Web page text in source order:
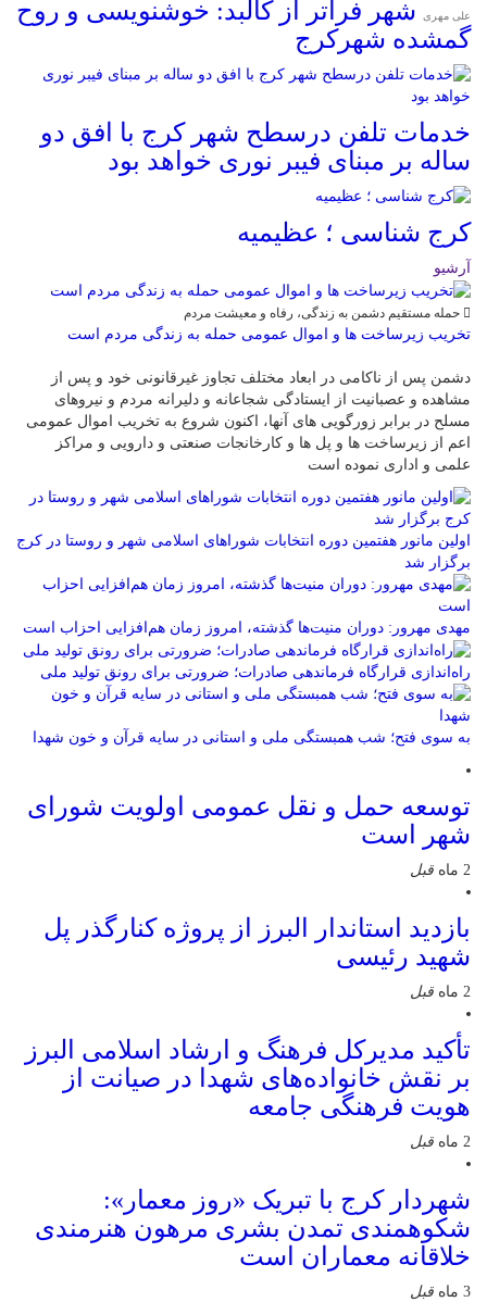
علی مهری
شهر فراتر از کالبد: خوشنویسی و روح
گمشده شهرکرج
خدمات تلفن درسطح شهر کرج با افق دو
ساله بر مبنای فیبر نوری خواهد بود
کرج شناسی ؛ عظیمیه
آرشیو
حمله مستقیم دشمن به زندگی، رفاه و معیشت مردم
تخریب زیرساخت ها و اموال عمومی حمله به زندگی مردم است
دشمن پس از ناکامی در ابعاد مختلف تجاوز غیرقانونی خود و پس از
مشاهده و عصبانیت از ایستادگی شجاعانه و دلیرانه مردم و نیروهای
مسلح در برابر زورگویی های آنها، اکنون شروع به تخریب اموال عمومی
اعم از زیرساخت ها و پل ها و کارخانجات صنعتی و دارویی و مراکز
علمی و اداری نموده است
اولین مانور هفتمین دوره انتخابات شوراهای اسلامی شهر و روستا در کرج
برگزار شد
مهدی مهرور: دوران منیت‌ها گذشته، امروز زمان هم‌افزایی احزاب است
راه‌اندازی قرارگاه فرماندهی صادرات؛ ضرورتی برای رونق تولید ملی
به سوی فتح؛ شب همبستگی ملی و استانی در سایه قرآن و خون شهدا
توسعه حمل و نقل عمومی اولویت شورای
شهر است
2 ماه قبل
بازدید استاندار البرز از پروژه کنارگذر پل
شهید رئیسی
2 ماه قبل
تأکید مدیرکل فرهنگ و ارشاد اسلامی البرز
بر نقش خانواده‌های شهدا در صیانت از
هویت فرهنگی جامعه
2 ماه قبل
شهردار کرج با تبریک «روز معمار»:
شکوهمندی تمدن بشری مرهون هنرمندی
خلاقانه معماران است
3 ماه قبل